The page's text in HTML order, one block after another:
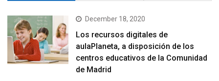
December 18, 2020
Los recursos digitales de
aulaPlaneta, a disposición de los
centros educativos de la Comunidad
de Madrid